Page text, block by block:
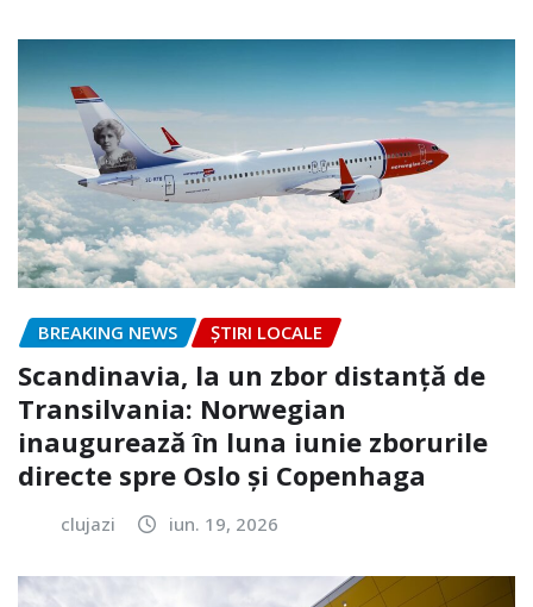
BREAKING NEWS ȘTIRI LOCALE
Scandinavia, la un zbor distanță de
Transilvania: Norwegian
inaugurează în luna iunie zborurile
directe spre Oslo și Copenhaga
clujazi iun. 19, 2026